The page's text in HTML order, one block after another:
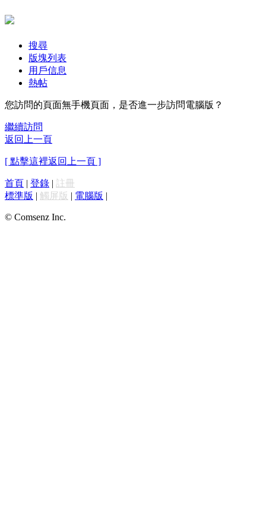
搜尋
版塊列表
用戶信息
熱帖
您訪問的頁面無手機頁面，是否進一步訪問電腦版？
繼續訪問
返回上一頁
[ 點擊這裡返回上一頁 ]
首頁 | 登錄 | 註冊
標準版 | 觸屏版 | 電腦版 |
© Comsenz Inc.